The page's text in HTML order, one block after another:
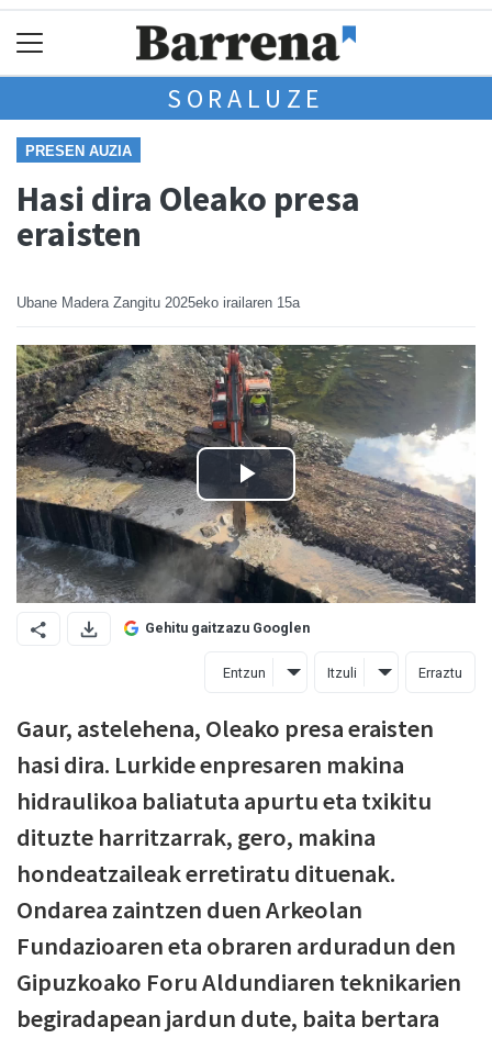
SORALUZE
PRESEN AUZIA
Hasi dira Oleako presa
eraisten
Ubane Madera Zangitu 2025eko irailaren 15a
Gehitu gaitzazu Googlen
Entzun Itzuli Erraztu
Gaur, astelehena, Oleako presa eraisten
hasi dira. Lurkide enpresaren makina
hidraulikoa baliatuta apurtu eta txikitu
dituzte harritzarrak, gero, makina
hondeatzaileak erretiratu dituenak.
Ondarea zaintzen duen Arkeolan
Fundazioaren eta obraren arduradun den
Gipuzkoako Foru Aldundiaren teknikarien
begiradapean jardun dute, baita bertara